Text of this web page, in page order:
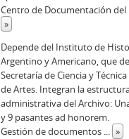
Centro de Documentación
»
Depende del Instituto de
Argentino y Americano, que
Secretaría de Ciencia y
de Artes. Integran la
administrativa del Archivo:
y 9 pasantes ad honorem.
Gestión de documentos ... »